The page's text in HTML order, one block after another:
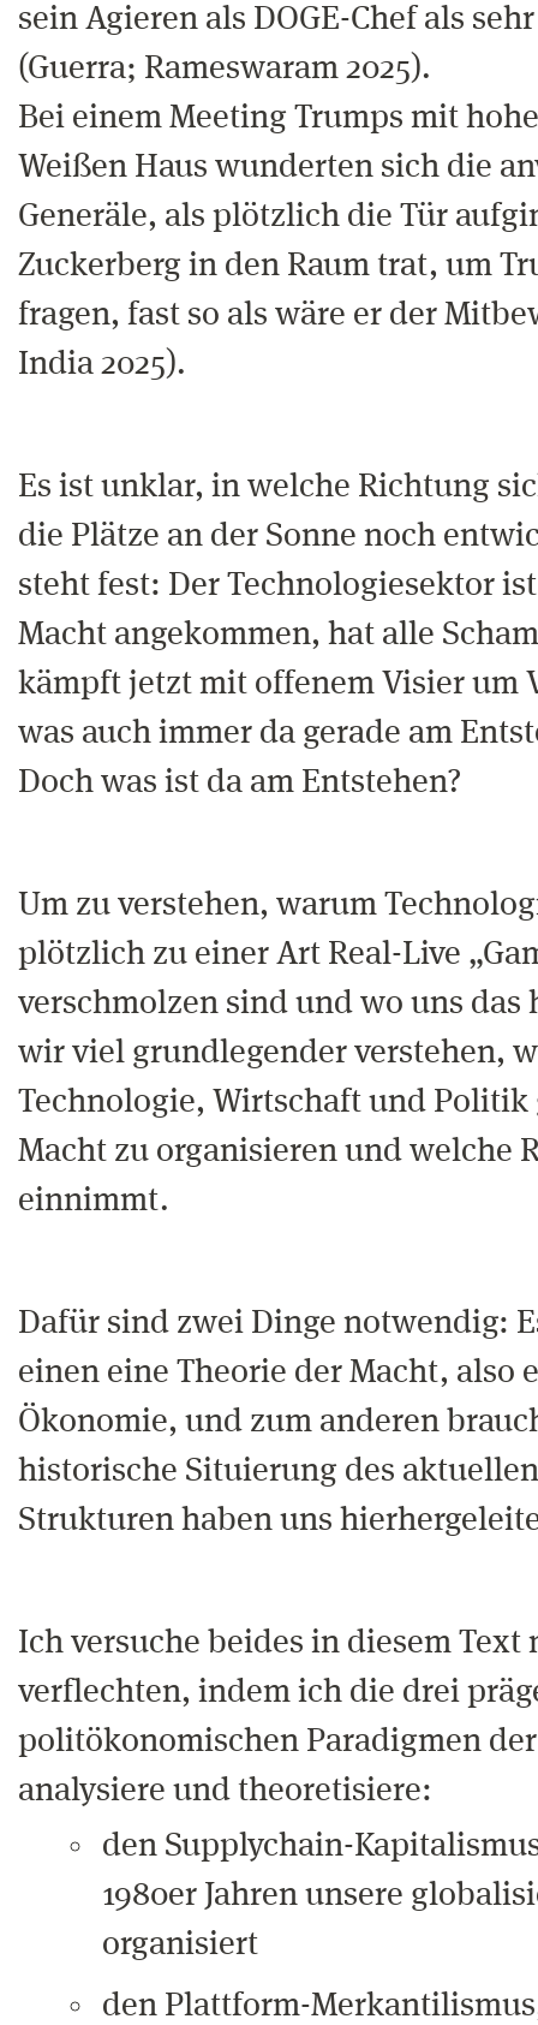
sein Agieren als DOGE-Chef als
(Guerra; Rameswaram 2025).
Bei einem Meeting Trumps mit
Weißen Haus wunderten sich die
Generäle, als plötzlich die Tür
Zuckerberg in den Raum trat, um
fragen, fast so als wäre er der
India 2025).
Es ist unklar, in welche Richtung
die Plätze an der Sonne noch
steht fest: Der Technologiesektor
Macht angekommen, hat alle
kämpft jetzt mit offenem Visier um
was auch immer da gerade am
Doch was ist da am Entstehen?
Um zu verstehen, warum
plötzlich zu einer Art Real-Live
verschmolzen sind und wo uns
wir viel grundlegender verstehen,
Technologie, Wirtschaft und Politik
Macht zu organisieren und welche
einnimmt.
Dafür sind zwei Dinge notwendig:
einen eine Theorie der Macht, also
Ökonomie, und zum anderen
historische Situierung des
Strukturen haben uns
Ich versuche beides in diesem Text
verflechten, indem ich die drei
politökonomischen Paradigmen
analysiere und theoretisiere:
den Supplychain-
1980er Jahren unsere
organisiert
den Plattform-